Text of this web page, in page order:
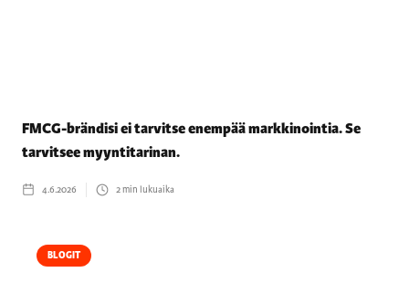
FMCG-brändisi ei tarvitse enempää markkinointia. Se
tarvitsee myyntitarinan.
4.6.2026 2min lukuaika
BLOGIT